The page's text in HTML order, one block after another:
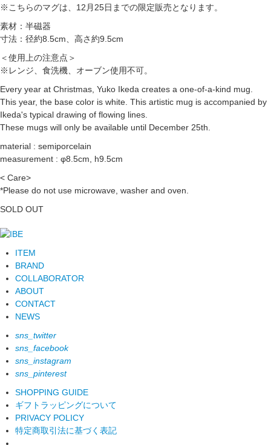
※こちらのマグは、12月25日までの限定販売となります。
素材：半磁器
寸法：径約8.5cm、高さ約9.5cm
＜使用上の注意点＞
※レンジ、食洗機、オーブン使用不可。
Every year at Christmas, Yuko Ikeda creates a one-of-a-kind mug.
This year, the base color is white. This artistic mug is accompanied by
Ikeda's typical drawing of flowing lines.
These mugs will only be available until December 25th.
material : semiporcelain
measurement : φ8.5cm, h9.5cm
< Care>
*Please do not use microwave, washer and oven.
SOLD OUT
ITEM
BRAND
COLLABORATOR
ABOUT
CONTACT
NEWS
sns_twitter
sns_facebook
sns_instagram
sns_pinterest
SHOPPING GUIDE
ギフトラッピングについて
PRIVACY POLICY
特定商取引法に基づく表記